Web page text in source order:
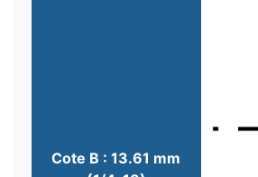
Cote B : 13.61 mm